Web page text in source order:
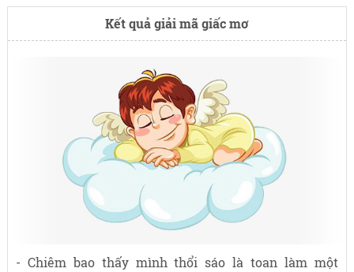
Kết quả giải mã giấc mơ
- Chiêm bao thấy mình thổi sáo là toan làm một